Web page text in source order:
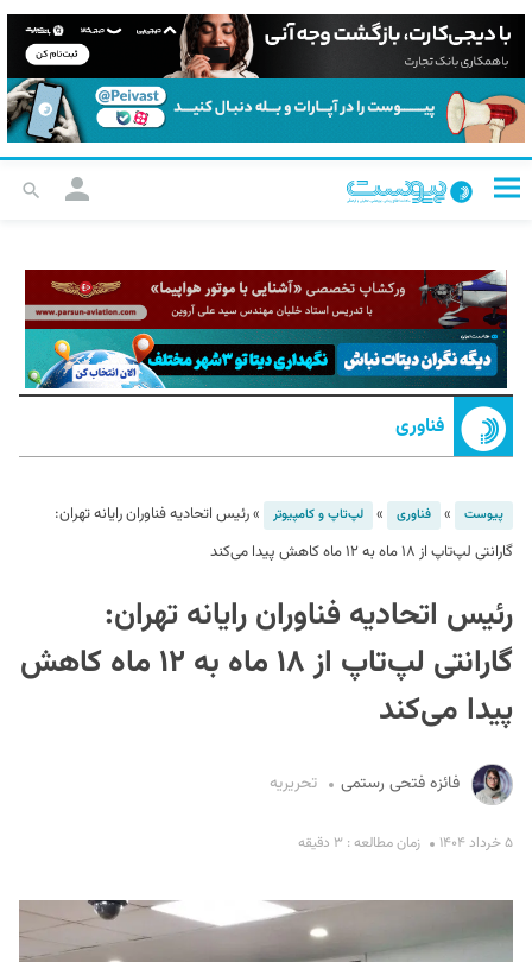
فناوری
پیوست » فناوری » لپ‌تاپ و کامپیوتر »رئیس اتحادیه فناوران رایانه تهران:
گارانتی لپ‌تاپ از ۱۸ ماه به ۱۲ ماه کاهش پیدا می‌کند
رئیس اتحادیه فناوران رایانه تهران:
گارانتی لپ‌تاپ از ۱۸ ماه به ۱۲ ماه کاهش
پیدا می‌کند
فائزه فتحی رستمی تحریریه
۵ خرداد ۱۴۰۴ زمان مطالعه : ۳ دقیقه